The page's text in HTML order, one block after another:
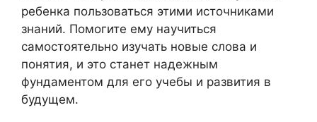
ребенка пользоваться этими источниками
знаний. Помогите ему научиться
самостоятельно изучать новые слова и
понятия, и это станет надежным
фундаментом для его учебы и развития в
будущем.